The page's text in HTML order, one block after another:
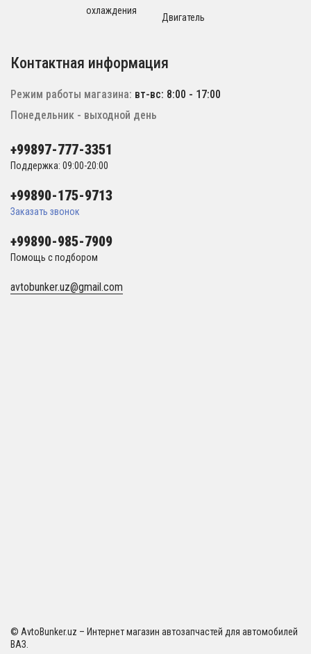
охлаждения
Двигатель
Контактная информация
Режим работы магазина: вт-вс: 8:00 - 17:00
Понедельник - выходной день
+99897-777-3351
Поддержка: 09:00-20:00
+99890-175-9713
Заказать звонок
+99890-985-7909
Помощь с подбором
avtobunker.uz@gmail.com
© AvtoBunker.uz – Интернет магазин автозапчастей для автомобилей
ВАЗ.